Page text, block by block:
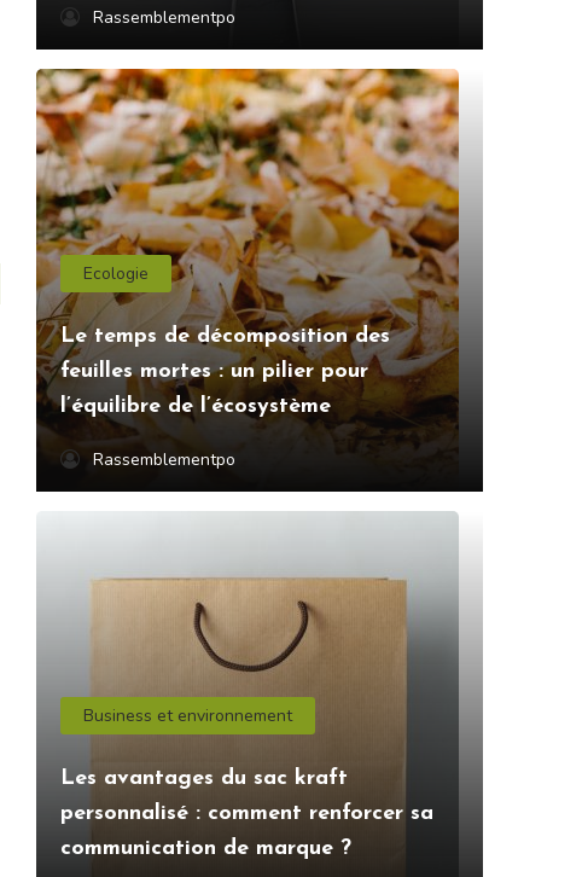
Rassemblementpo
Ecologie
Le temps de décomposition des
feuilles mortes : un pilier pour
l’équilibre de l’écosystème
Rassemblementpo
Business et environnement
Les avantages du sac kraft
personnalisé : comment renforcer sa
communication de marque ?